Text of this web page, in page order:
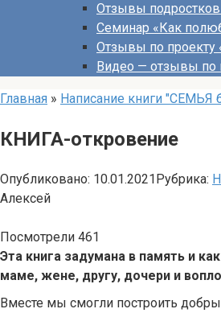
Отзывы
Семинар «Как
Отзывы по
Видео — отзывы по
Главная » Написание книги "СЕМЬЯ
КНИГА-откровение
Опубликовано: 10.01.2021Рубрика:
Алексей
Посмотрели 461
Эта книга задумана в память и
маме, жене, другу, дочери и
Вместе мы смогли построить